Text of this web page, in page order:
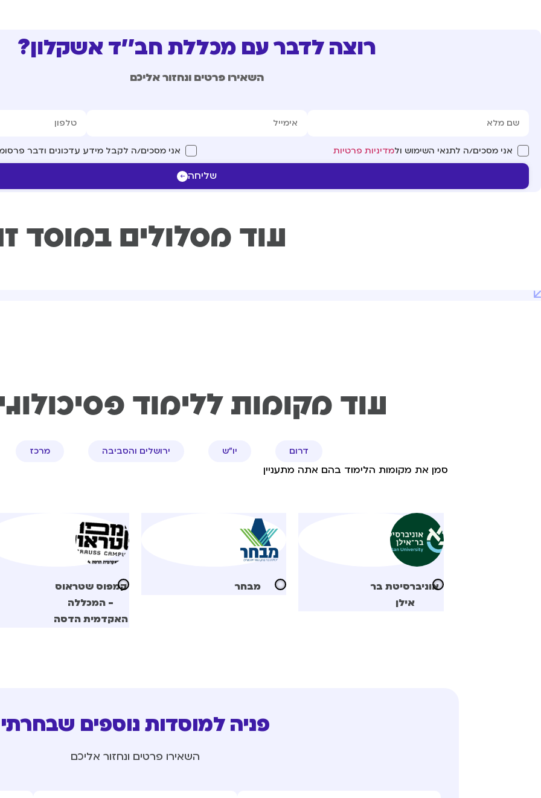
רוצה לדבר עם מכללת חב''ד אשקלון?
השאירו פרטים ונחזור אליכם
אני מסכים/ה לתנאי השימוש ולמדיניות פרטיות אני מסכים/ה לקבל מידע עדכונים ודבר
שליחה
עוד מסלולים במוסד
עוד מקומות ללימוד
דרום יו"ש ירושלים והסביבה מרכז
סמן את מקומות הלימוד בהם אתה מתעניין
אוניברסיטת בר
אילן
מבחר
קמפוס שטראוס
- המכללה
האקדמית הדסה
פניה למוסדות נוספים שבחרתי
השאירו פרטים ונחזור אליכם